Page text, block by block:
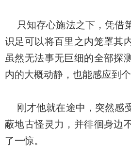
只知存心施法之下，凭借
识足可以将百里之内笼罩其
虽然无法事无巨细的全部探
内的大概动静，也能感应到个
刚才他就在途中，突然感
蔽地古怪灵力，并徘徊身边
了一惊。